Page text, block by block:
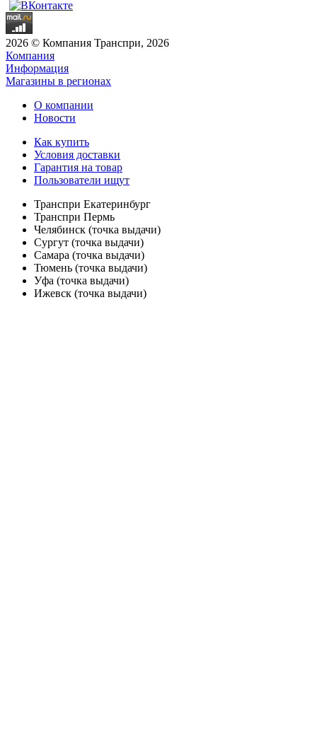
2026 © Компания Транспри, 2026
Компания
Информация
Магазины в регионах
О компании
Новости
Как купить
Условия доставки
Гарантия на товар
Пользователи ищут
Транспри Екатеринбург
Транспри Пермь
Челябинск (точка выдачи)
Сургут (точка выдачи)
Самара (точка выдачи)
Тюмень (точка выдачи)
Уфа (точка выдачи)
Ижевск (точка выдачи)